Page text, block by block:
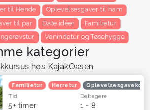
til Hende
Oplevelsesgaver til ham
til par
Date idéer
Familietur
Venindetur og Tøsehygge
kategorier
hos KajakOasen
Familietur Herretur Oplevelsesgavekort
Tid
5+ timer
Deltagere
1 - 8